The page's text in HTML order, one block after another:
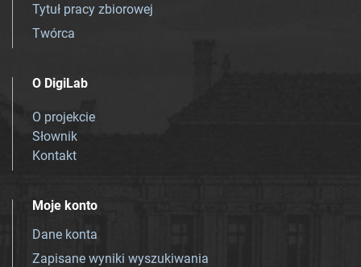
Tytuł pracy zbiorowej
Twórca
O DigiLab
O projekcie
Słownik
Kontakt
Moje konto
Dane konta
Zapisane wyniki wyszukiwania